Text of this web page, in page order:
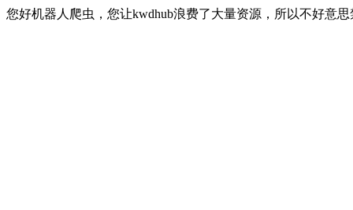
您好机器人爬虫，您让kwdhub浪费了大量资源，所以不好意